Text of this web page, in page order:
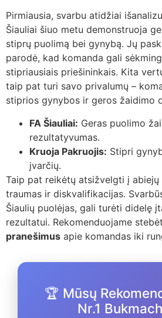
Pirmiausia, svarbu atidžiai
Šiauliai šiuo metu demonstruoja
stiprų puolimą bei gynybą. Jų
parodė, kad komanda gali
stipriausiais priešininkais. Kita
taip pat turi savo privalumų –
stiprios gynybos ir geros žaidimo
FA Šiauliai: Geras puolimo
rezultatyvumas.
Kruoja Pakruojis: Stipri
įvarčių.
Taip pat reikėtų atsižvelgti į abiejų
traumas ir diskvalifikacijas.
Šiaulių puolėjas, gali turėti didelę
rezultatui. Rekomenduojame
pranešimus apie komandas iki
🏆 Mūsų
Nr.1